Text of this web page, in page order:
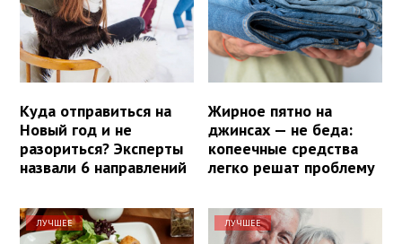
Куда отправиться на
Новый год и не
разориться? Эксперты
назвали 6 направлений
Жирное пятно на
джинсах — не беда:
копеечные средства
легко решат проблему
ЛУЧШЕЕ ЛУЧШЕЕ